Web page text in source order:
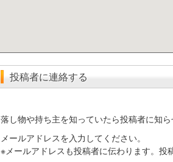
投稿者に連絡する
落し物や持ち主を知っていたら投稿者に知ら
メールアドレスを入力してください。
※メールアドレスも投稿者に伝わります。投